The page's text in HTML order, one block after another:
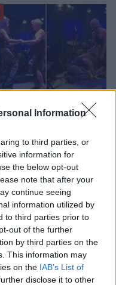
Information
to third parties, or
information for
the below opt-out
note that after your
continue seeing
information utilized by
to third parties prior to
out of the further
by third parties on the
This information may
on the IAB’s List of
disclose it to other
var ākstīties savā
nevis uz
ļāvusies
erotiskai
deja ar
zvaigzni